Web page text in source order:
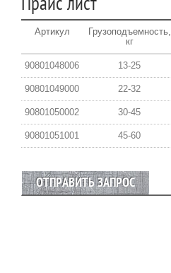
Артикул
Грузоподъемность,
кг
90801048006 13-25
90801049000 22-32
90801050002 30-45
90801051001 45-60
ОТПРАВИТЬ ЗАПРОС